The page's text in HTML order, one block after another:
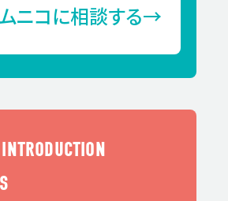
ニコに相談する→